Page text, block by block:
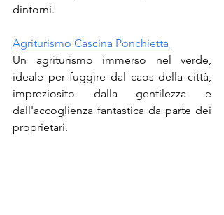
dintorni.
Agriturismo Cascina Ponchietta
Un agriturismo immerso nel verde,
ideale per fuggire dal caos della città,
impreziosito dalla gentilezza e
dall'accoglienza fantastica da parte dei
proprietari.